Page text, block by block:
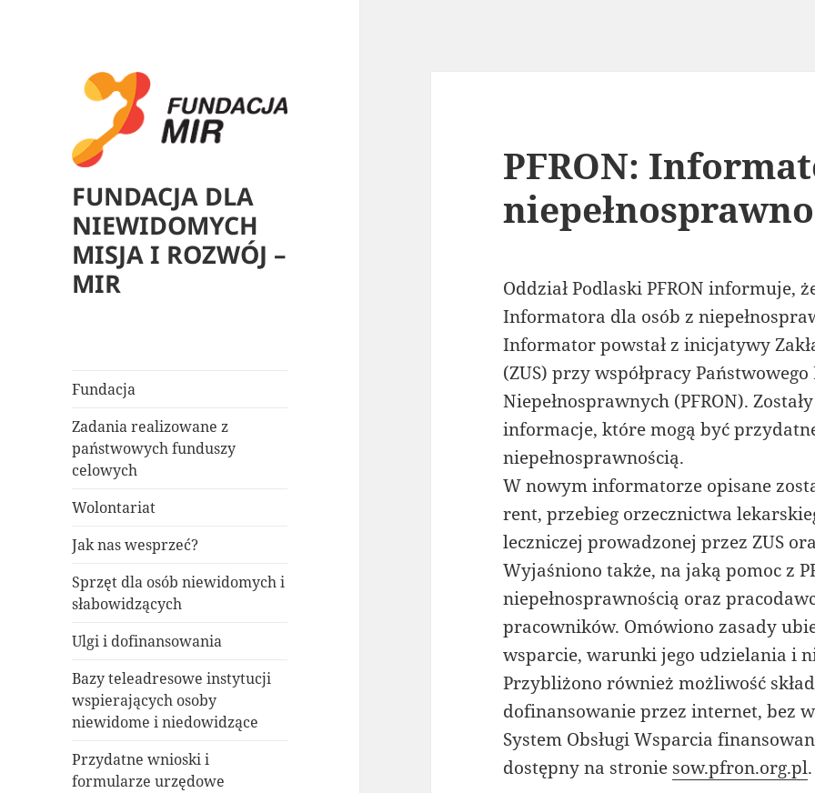
FUNDACJA DLA
NIEWIDOMYCH
MISJA I ROZWÓJ –
MIR
Fundacja
Zadania realizowane z
państwowych funduszy
celowych
Wolontariat
Jak nas wesprzeć?
Sprzęt dla osób niewidomych i
słabowidzących
Ulgi i dofinansowania
Bazy teleadresowe instytucji
wspierających osoby
niewidome i niedowidzące
Przydatne wnioski i
formularze urzędowe
PFRON:
Oddział Podlaski PFRON informuje,
Informatora dla osób z
Informator powstał z inicjatywy
(ZUS) przy współpracy
Niepełnosprawnych (PFRON).
informacje, które mogą być
niepełnosprawnością.
W nowym informatorze opisane
rent, przebieg orzecznictwa
leczniczej prowadzonej przez ZUS
Wyjaśniono także, na jaką pomoc z
niepełnosprawnością oraz
pracowników. Omówiono zasady
wsparcie, warunki jego udzielania i
Przybliżono również możliwość
dofinansowanie przez internet, bez
System Obsługi Wsparcia
dostępny na stronie sow.pfron.org.pl.